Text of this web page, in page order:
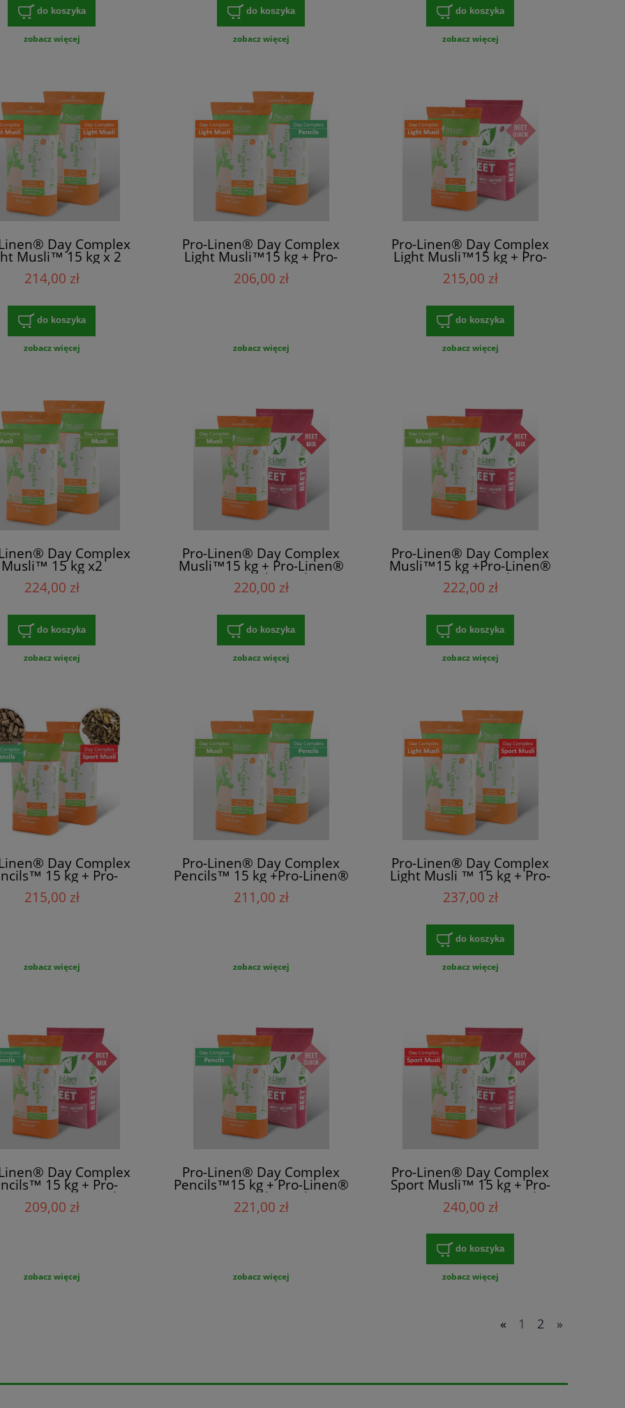
do koszyka
zobacz więcej
do koszyka
zobacz więcej
do koszyka
zobacz więcej
Day Complex
Musli™ 15 kg x 2
214,00 zł
do koszyka
zobacz więcej
Pro-Linen® Day Complex
Light Musli™15 kg + Pro-
Linen Day Complex
Pencils™15 kg
206,00 zł
zobacz więcej
Pro-Linen® Day Complex
Light Musli™15 kg + Pro-
Linen® Beet Quick™15 kg
215,00 zł
do koszyka
zobacz więcej
Day Complex
Musli™ 15 kg x2
224,00 zł
do koszyka
zobacz więcej
Pro-Linen® Day Complex
Musli™15 kg + Pro-Linen®
Beet Quick™15 kg
220,00 zł
do koszyka
zobacz więcej
Pro-Linen® Day Complex
Musli™15 kg +Pro-Linen®
Beet Mix™15 kg
222,00 zł
do koszyka
zobacz więcej
Day Complex
15 kg + Pro-
Complex Sport
Musli™ 15 kg
215,00 zł
zobacz więcej
Pro-Linen® Day Complex
Pencils™ 15 kg +Pro-Linen®
Day Complex Musli™ 15 kg
211,00 zł
zobacz więcej
Pro-Linen® Day Complex
Light Musli ™ 15 kg + Pro-
Linen Day Complex Sport
Musli™ 15 kg
237,00 zł
do koszyka
zobacz więcej
Day Complex
15 kg + Pro-
Mix™ 15 kg
209,00 zł
zobacz więcej
Pro-Linen® Day Complex
Pencils™15 kg + Pro-Linen®
Beet Quick™15 kg
221,00 zł
zobacz więcej
Pro-Linen® Day Complex
Sport Musli™ 15 kg + Pro-
Linen® Beet Mix™ 15 kg
240,00 zł
do koszyka
zobacz więcej
« 1 2 »